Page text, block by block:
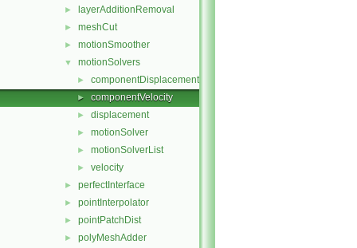
► layerAdditionRemoval
► meshCut
► motionSmoother
▼ motionSolvers
► componentDisplacement
► componentVelocity
► displacement
► motionSolver
► motionSolverList
► velocity
► perfectInterface
► pointInterpolator
► pointPatchDist
► polyMeshAdder